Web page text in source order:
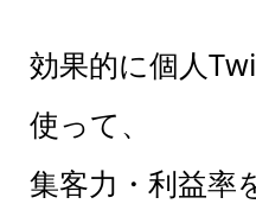
効果的に個人
使って、
集客力・利益率